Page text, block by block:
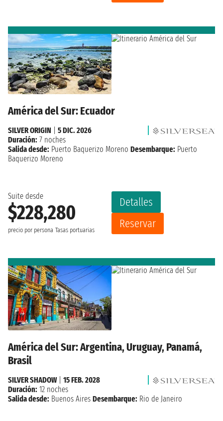
América del Sur: Ecuador
Suite desde
$228,280
precio por persona Tasas portuarias
Detalles
Reservar
SILVER ORIGIN
5 DIC. 2026
Duración: 7 noches
Salida desde: Puerto Baquerizo Moreno Desembarque: Puerto
Baquerizo Moreno
América del Sur: Argentina, Uruguay, Panamá,
Brasil
SILVER SHADOW| 15 FEB. 2028
Duración: 12 noches
Salida desde: Buenos Aires Desembarque: Rio de Janeiro